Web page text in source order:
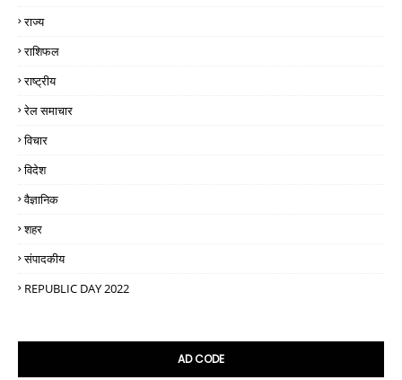
राज्य
राशिफल
राष्ट्रीय
रेल समाचार
विचार
विदेश
वैज्ञानिक
शहर
संपादकीय
REPUBLIC DAY 2022
AD CODE